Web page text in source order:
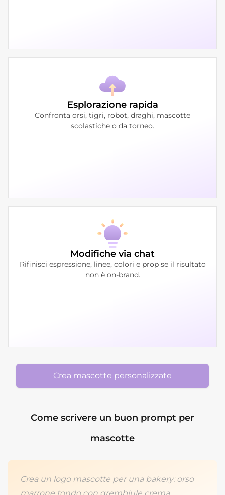
Esplorazione rapida
Confronta orsi, tigri, robot, draghi, mascotte
scolastiche o da torneo.
Modifiche via chat
Rifinisci espressione, linee, colori e prop se il risultato
non è on-brand.
Crea mascotte personalizzate
Come scrivere un buon prompt per
mascotte
Crea un logo mascotte per una bakery: orso
marrone tondo con grembiule crema,